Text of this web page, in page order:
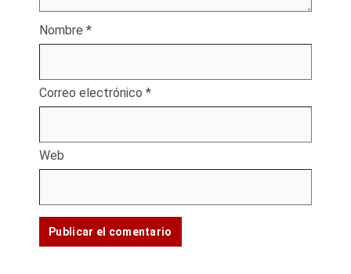
Nombre *
Correo electrónico *
Web